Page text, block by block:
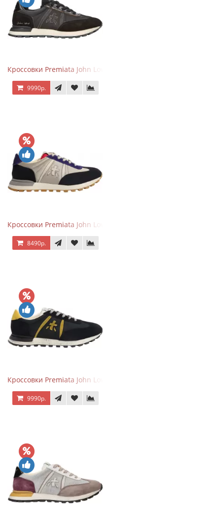
Кроссовки Premiata John Low черные
9990р.
Кроссовки Premiata John Low черные с серым
8490р.
Кроссовки Premiata John Low черные с желтым
9990р.